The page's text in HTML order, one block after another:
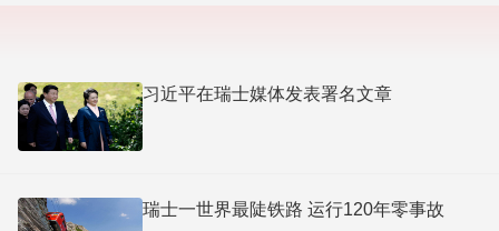
习近平在瑞士媒体发表署名文章
瑞士一世界最陡铁路 运行120年零事故